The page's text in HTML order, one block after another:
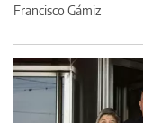
Francisco Gámiz